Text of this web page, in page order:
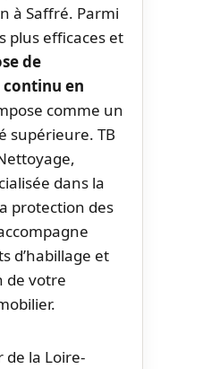
à Saffré. Parmi
plus efficaces et
de
en
comme un
supérieure. TB
dans la
protection des
d’habillage et
de votre
la Loire-